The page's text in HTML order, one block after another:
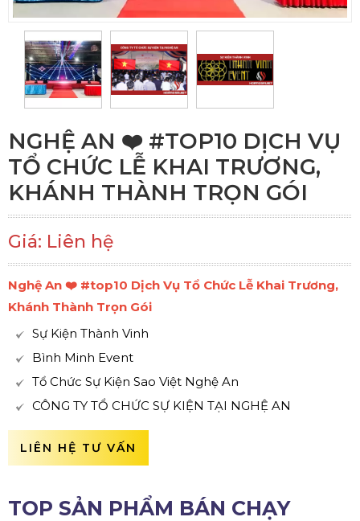
NGHỆ AN ❤️️ #TOP10 DỊCH VỤ
TỔ CHỨC LỄ KHAI TRƯƠNG,
KHÁNH THÀNH TRỌN GÓI
Giá: Liên hệ
Nghệ An ❤️️ #top10 Dịch Vụ Tổ Chức Lễ Khai Trương,
Khánh Thành Trọn Gói
Sự Kiện Thành Vinh
Bình Minh Event
Tổ Chức Sự Kiện Sao Việt Nghệ An
CÔNG TY TỔ CHỨC SỰ KIỆN TẠI NGHỆ AN
LIÊN HỆ TƯ VẤN
TOP SẢN PHẨM BÁN CHẠY